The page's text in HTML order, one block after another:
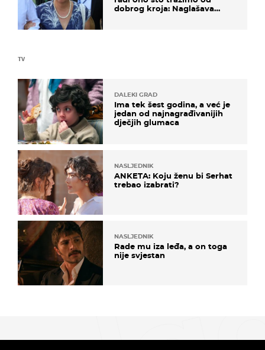
TV
DALEKI GRAD
Ima tek šest godina, a već je
jedan od najnagrađivanijih
dječjih glumaca
NASLJEDNIK
ANKETA: Koju ženu bi Serhat
trebao izabrati?
NASLJEDNIK
Rade mu iza leđa, a on toga
nije svjestan
dobrog kroja: Naglašava